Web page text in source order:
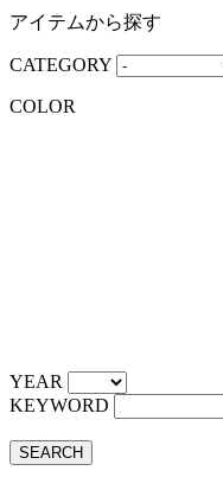
アイテムから探す
CATEGORY
COLOR
YEAR
KEYWORD
SEARCH